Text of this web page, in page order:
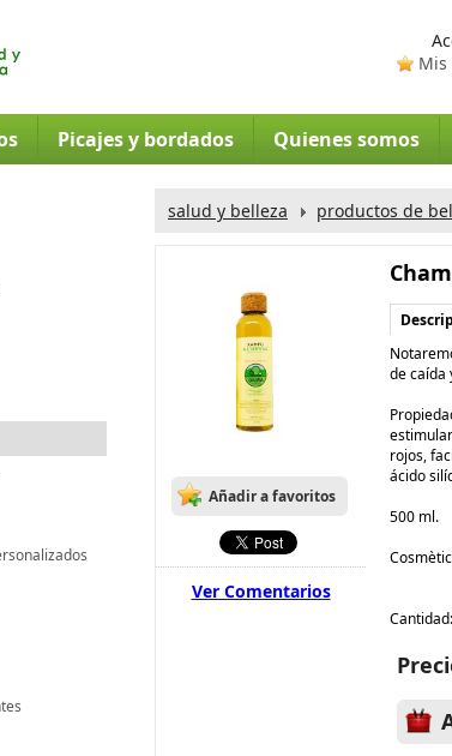
Mis
Picajes y bordados Quienes somos
salud y belleza productos de
Añadir a favoritos
Ver Comentarios
de caída
rojos,
ácido
500 ml.
Cantidad: